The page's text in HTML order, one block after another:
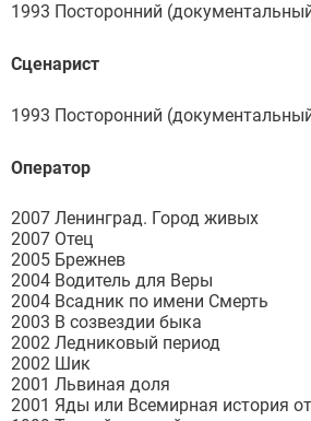
1993 Посторонний
Сценарист
1993 Посторонний
Оператор
2007 Ленинград. Город живых
2007 Отец
2005 Брежнев
2004 Водитель для Веры
2004 Всадник по имени Смерть
2003 В созвездии быка
2002 Ледниковый период
2002 Шик
2001 Львиная доля
2001 Яды или Всемирная история